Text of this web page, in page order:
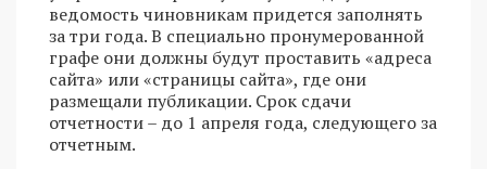
ведомость чиновникам придется заполнять
за три года. В специально пронумерованной
графе они должны будут проставить «адреса
сайта» или «страницы сайта», где они
размещали публикации. Срок сдачи
отчетности – до 1 апреля года, следующего за
отчетным.